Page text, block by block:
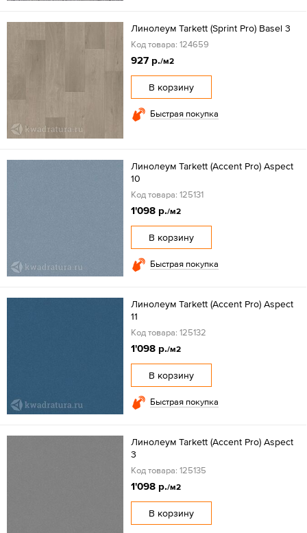
Линолеум Tarkett (Sprint Pro) Basel 3
Код товара: 124659
927 р./м2
В корзину
Быстрая покупка
Линолеум Tarkett (Accent Pro) Aspect
10
Код товара: 125131
1'098 р./м2
В корзину
Быстрая покупка
Линолеум Tarkett (Accent Pro) Aspect
11
Код товара: 125132
1'098 р./м2
В корзину
Быстрая покупка
Линолеум Tarkett (Accent Pro) Aspect
3
Код товара: 125135
1'098 р./м2
В корзину